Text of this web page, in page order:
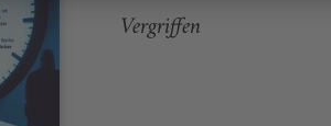
Vergriffen